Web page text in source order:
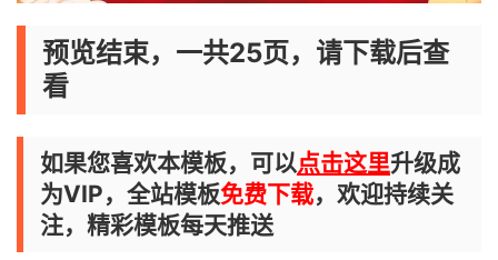
预览结束，一共25页，请下载后查
看
如果您喜欢本模板，可以点击这里升级成
为VIP，全站模板免费下载，欢迎持续关
注，精彩模板每天推送